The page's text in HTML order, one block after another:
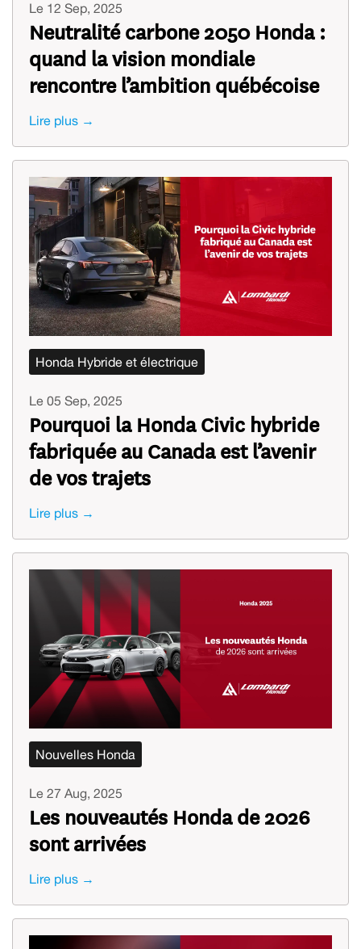
Le 12 Sep, 2025
Neutralité carbone 2050 Honda :
quand la vision mondiale
rencontre l’ambition québécoise
Lire plus →
Honda Hybride et électrique
Le 05 Sep, 2025
Pourquoi la Honda Civic hybride
fabriquée au Canada est l’avenir
de vos trajets
Lire plus →
Nouvelles Honda
Le 27 Aug, 2025
Les nouveautés Honda de 2026
sont arrivées
Lire plus →